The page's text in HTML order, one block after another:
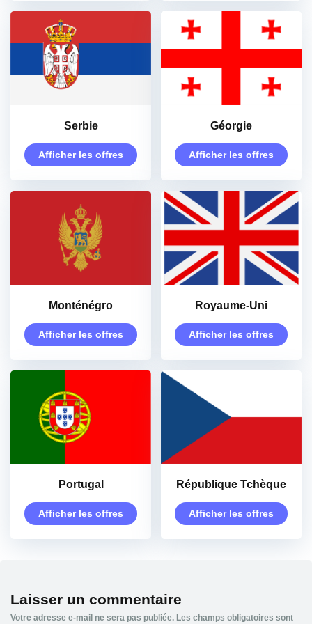
Serbie
Afficher les offres
Géorgie
Afficher les offres
Monténégro
Afficher les offres
Royaume-Uni
Afficher les offres
Portugal
Afficher les offres
République Tchèque
Afficher les offres
Laisser un commentaire
Votre adresse e-mail ne sera pas publiée. Les champs obligatoires sont